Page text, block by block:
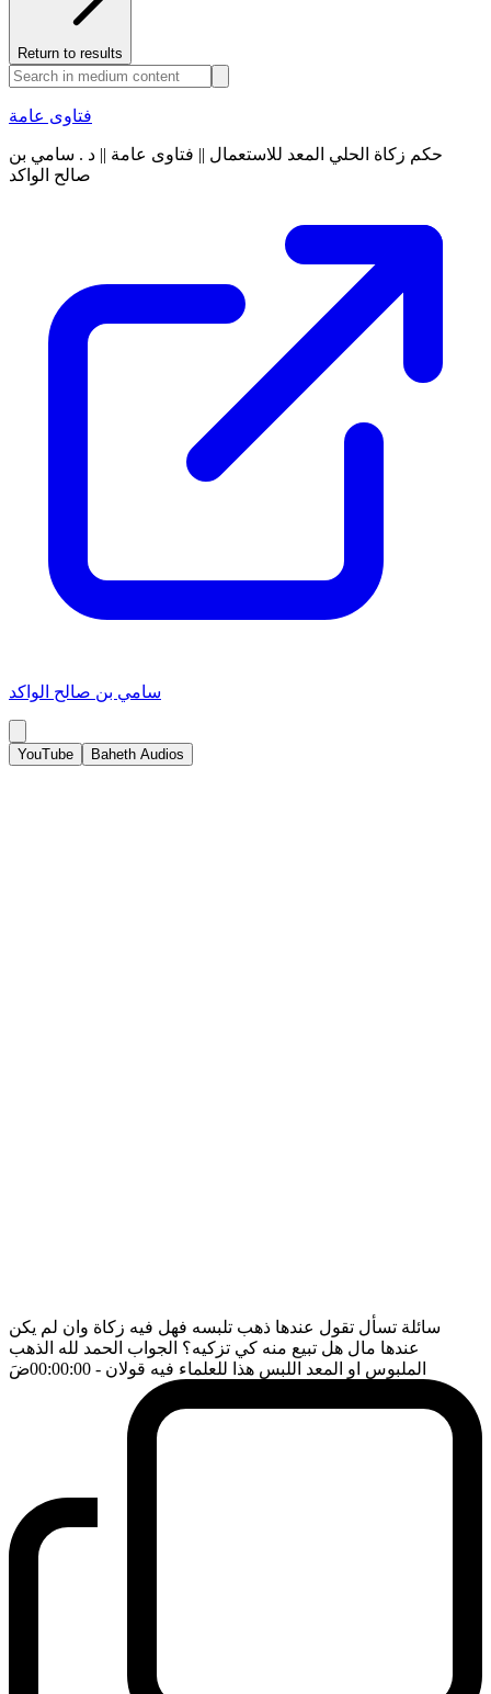
Return to results
فتاوى عامة
حكم زكاة الحلي المعد للاستعمال || فتاوى عامة || د . سامي بن
صالح الواكد
سامي بن صالح الواكد
YouTube Baheth Audios
سائلة تسأل تقول عندها ذهب تلبسه فهل فيه زكاة وان لم يكن
عندها مال هل تبيع منه كي تزكيه؟ الجواب الحمد لله الذهب
الملبوس او المعد اللبس هذا للعلماء فيه قولان - 00:00:00 ضَ